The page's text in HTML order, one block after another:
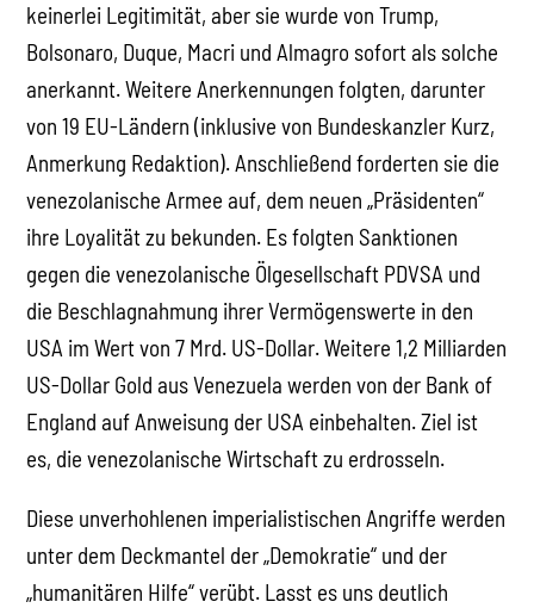
keinerlei Legitimität, aber sie wurde von Trump,
Bolsonaro, Duque, Macri und Almagro sofort als solche
anerkannt. Weitere Anerkennungen folgten, darunter
von 19 EU-Ländern (inklusive von Bundeskanzler Kurz,
Anmerkung Redaktion). Anschließend forderten sie die
venezolanische Armee auf, dem neuen „Präsidenten“
ihre Loyalität zu bekunden. Es folgten Sanktionen
gegen die venezolanische Ölgesellschaft PDVSA und
die Beschlagnahmung ihrer Vermögenswerte in den
USA im Wert von 7 Mrd. US-Dollar. Weitere 1,2 Milliarden
US-Dollar Gold aus Venezuela werden von der Bank of
England auf Anweisung der USA einbehalten. Ziel ist
es, die venezolanische Wirtschaft zu erdrosseln.
Diese unverhohlenen imperialistischen Angriffe werden
unter dem Deckmantel der „Demokratie“ und der
„humanitären Hilfe“ verübt. Lasst es uns deutlich